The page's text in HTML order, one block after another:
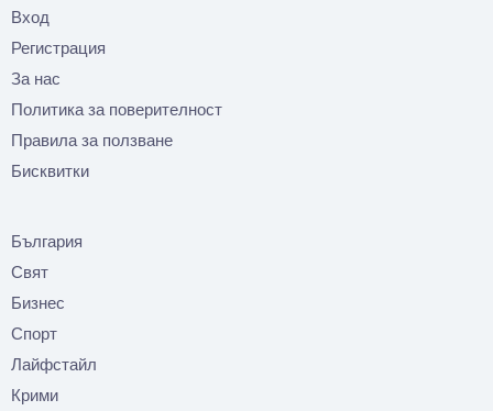
Вход
Регистрация
За нас
Политика за поверителност
Правила за ползване
Бисквитки
България
Свят
Бизнес
Спорт
Лайфстайл
Крими